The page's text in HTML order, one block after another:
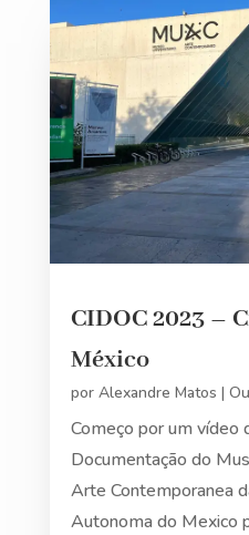
CIDOC 2023 –
México
por Alexandre Matos |
Começo por um vídeo
Documentação do
Arte Contemporanea
Autonoma do Mexico